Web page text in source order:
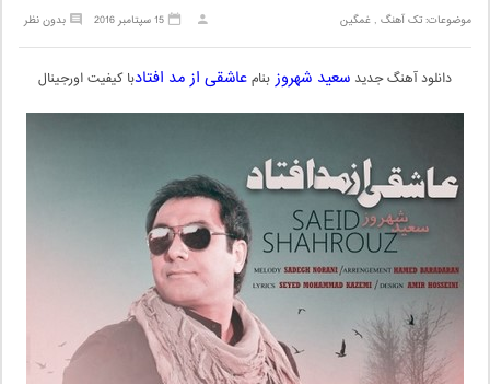
موضوعات:تک آهنگ ,غمگین بدون نظر 15 سپتامبر 2016
دانلود آهنگ جدید سعید شهروزبنامعاشقی از مد افتادبا کیفیت اورجینال